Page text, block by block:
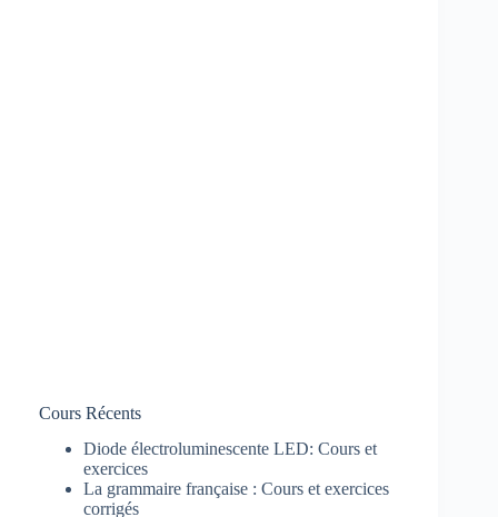
Cours Récents
Diode électroluminescente LED: Cours et
exercices
La grammaire française : Cours et exercices
corrigés